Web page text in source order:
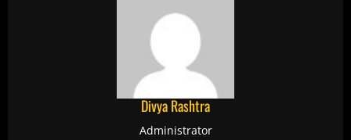
Divya Rashtra
Administrator